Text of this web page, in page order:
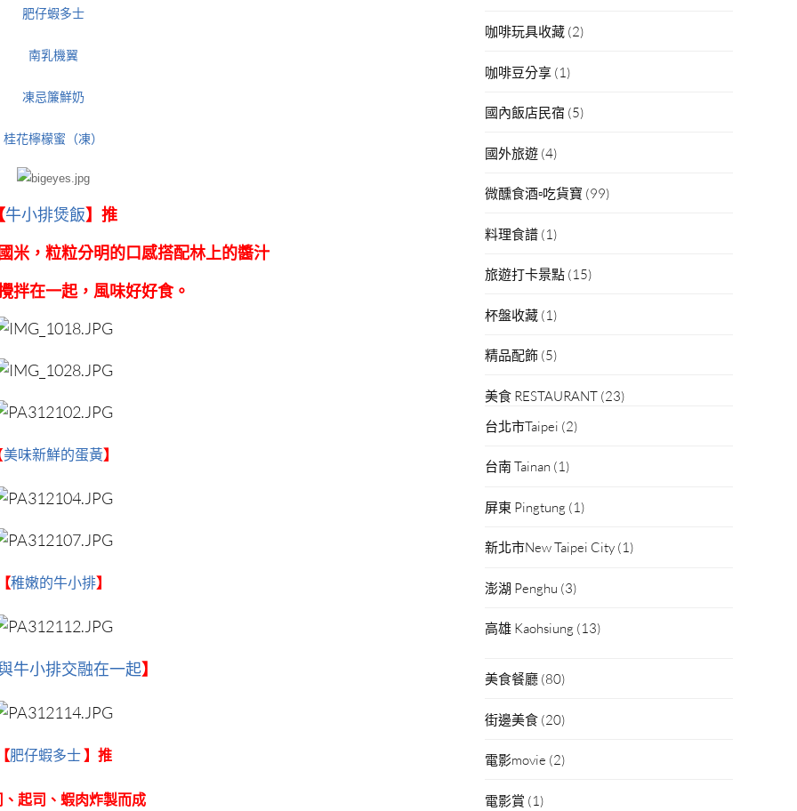
肥仔蝦多士
南乳機翼
凍忌簾鮮奶
桂花檸檬蜜（凍）
牛小排煲飯】推
米，粒粒分明的口感搭配林上的醬汁
拌在一起，風味好好食。
美味新鮮的蛋黃】
【稚嫩的牛小排】
牛小排交融在一起】
【肥仔蝦多士 】推
、起司、蝦肉炸製而成
咖啡玩具收藏 (2)
咖啡豆分享 (1)
國內飯店民宿 (5)
國外旅遊 (4)
微醺食酒▫吃貨寶 (99)
料理食譜 (1)
旅遊打卡景點 (15)
杯盤收藏 (1)
精品配飾 (5)
美食 RESTAURANT (23)
台北市Taipei (2)
台南 Tainan (1)
屏東 Pingtung (1)
新北市New Taipei City (1)
澎湖 Penghu (3)
高雄 Kaohsiung (13)
美食餐廳 (80)
街邊美食 (20)
電影movie (2)
電影賞 (1)